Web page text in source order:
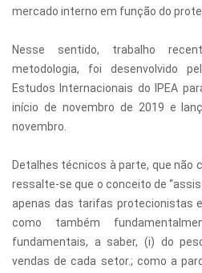
mercado interno em função do
Nesse sentido, trabalho
metodologia, foi desenvolvido
Estudos Internacionais do IPEA
início de novembro de 2019 e
novembro.
Detalhes técnicos à parte, que não
ressalte-se que o conceito de
apenas das tarifas protecionistas
como também
fundamentais, a saber, (i) do
vendas de cada setor.; como a